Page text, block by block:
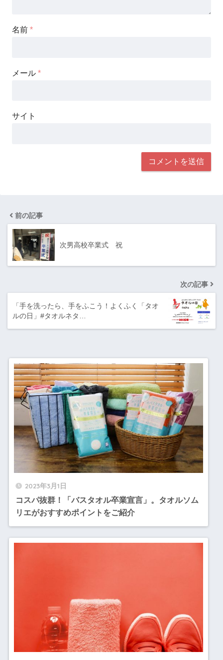
名前 *
メール *
サイト
前の記事
次男高校卒業式 祝
次の記事
「手を洗ったら、手をふこう！よくふく「タオ
ルの日」#タオルネタ…
2023年3月1日
コスパ抜群！「バスタオル卒業宣言」。タオルソム
リエがおすすめポイントをご紹介